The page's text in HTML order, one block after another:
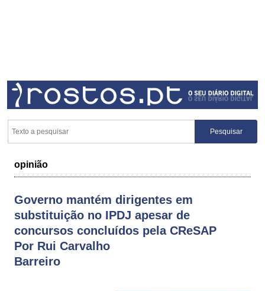
opinião
Governo mantém dirigentes em
substituição no IPDJ apesar de
concursos concluídos pela CReSAP
Por Rui Carvalho
Barreiro